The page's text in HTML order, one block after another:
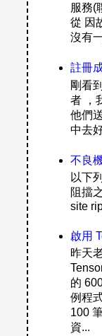
服務(
從 因
沒有
註冊
剛看
者 ，
他們
中去
不良
以下
阻擋
site
啟用
昨天
的
例程
100
資...